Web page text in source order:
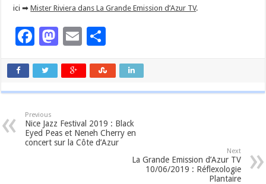
ici ➡Mister Riviera dans La Grande Emission d’Azur TV.
Facebook
Mastodon
Email
Previous
Nice Jazz Festival 2019 : Black
Eyed Peas et Neneh Cherry en
concert sur la Côte d’Azur
Next
La Grande Emission d’Azur TV
10/06/2019 : Réflexologie
Plantaire